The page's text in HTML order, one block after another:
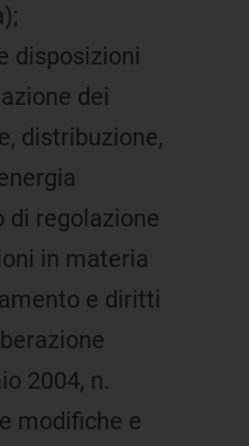
disposizioni
dei
distribuzione,
di regolazione
in materia
e diritti
2004, n.
modifiche e